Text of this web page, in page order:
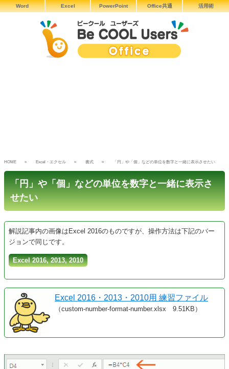
Word Excel PowerPoint Office共通 活用術
HOME Excel・エクセル 書式 「円」や「個」などの単位を数字と一緒に表示させたい
「円」や「個」などの単位を数字と一緒に表示さ
せたい
解説記事内の画像はExcel 2016のものですが、操作方法は下記のバー
ジョンで同じです。
Excel 2016, 2013, 2010
Excel 2016・2013・2010用 練習ファイル
（custom-number-format-number.xlsx 9.51KB）